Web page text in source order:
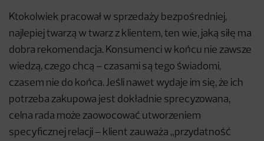
Ktokolwiek pracował w sprzedaży bezpośredniej,
najlepiej twarzą w twarz z klientem, ten wie, jaką siłę ma
dobra rekomendacja. Konsumenci w końcu nie zawsze
wiedzą, czego chcą – czasami są tego świadomi,
czasem nie do końca. Jeśli nawet wydaje im się, że ich
potrzeba zakupowa jest dokładnie sprecyzowana,
celna rada może zaowocować utworzeniem
specyficznej relacji – klient zauważa „przydatność